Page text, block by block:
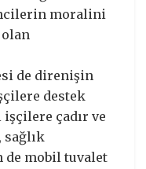
moralini
de direnişin
destek
işçilere çadır ve
sağlık
mobil tuvalet